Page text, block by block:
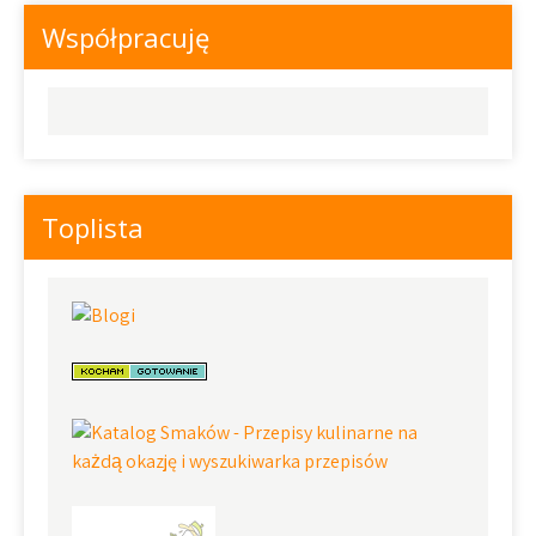
Współpracuję
Toplista